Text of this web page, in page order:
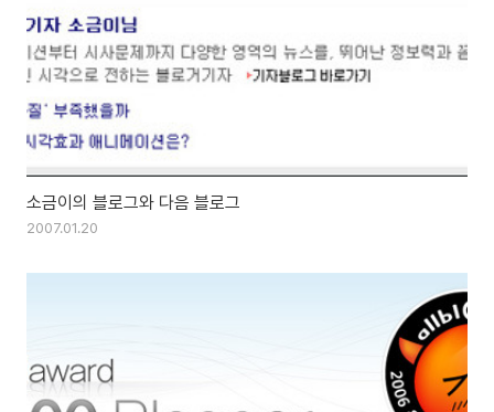
소금이의 블로그와 다음 블로그
2007.01.20